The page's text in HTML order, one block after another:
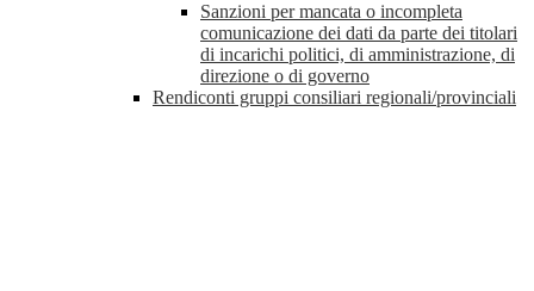
Sanzioni per mancata o incompleta
comunicazione dei dati da parte dei titolari
di incarichi politici, di amministrazione, di
direzione o di governo
Rendiconti gruppi consiliari regionali/provinciali